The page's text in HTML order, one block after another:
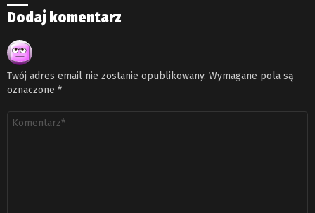
Dodaj komentarz
Twój adres email nie zostanie opublikowany. Wymagane pola są
oznaczone *
Komentarz